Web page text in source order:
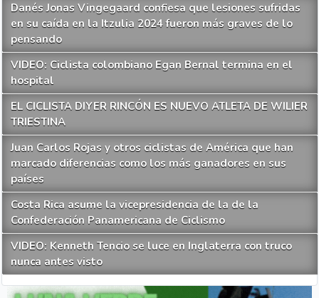
Danés Jonas Vingegaard confiesa que lesiones sufridas
en su caída en la Itzulia 2024 fueron más graves de lo
pensando
VIDEO: Ciclista colombiano Egan Bernal termina en el
hospital
EL CICLISTA DIYER RINCÓN ES NUEVO ATLETA DE WILIER
TRIESTINA
Juan Carlos Rojas y otros ciclistas de América que han
marcado diferencias como los más ganadores en sus
países
Costa Rica asume la vicepresidencia de la de la
Confederación Panamericana de Ciclismo
VIDEO: Kenneth Tencio se luce en Inglaterra con truco
nunca antes visto